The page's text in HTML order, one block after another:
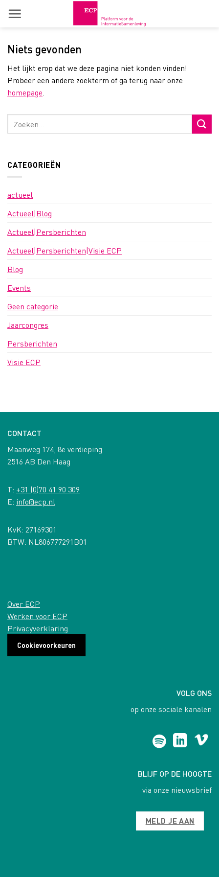
Niets gevonden
Het lijkt erop dat we deze pagina niet konden vinden!
Probeer een andere zoekterm of ga terug naar onze
homepage
CATEGORIEËN
actueel
Actueel|Blog
Actueel|Persberichten
Actueel|Persberichten|Visie ECP
Blog
Events
Geen categorie
Jaarcongres
Persberichten
Visie ECP
CONTACT
Maanweg 174, 8e verdieping
2516 AB Den Haag
T: +31 (0)70 41 90 309
E: info@ecp.nl
KvK: 27169301
BTW: NL806777291B01
Over ECP
Werken voor ECP
Privacyverklaring
Cookievoorkeuren
VOLG ONS
op onze sociale kanalen
BLIJF OP DE HOOGTE
via onze nieuwsbrief
MELD JE AAN